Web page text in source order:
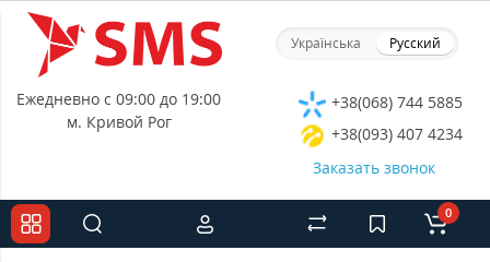
Українська Русский
Ежедневно с 09:00 до 19:00
м. Кривой Рог
+38(068) 744 5885
+38(093) 407 4234
Заказать звонок
0